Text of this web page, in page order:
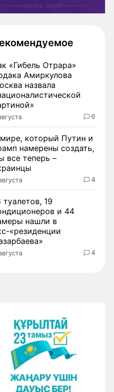
«Гибель Отрара»
Амиркулова
назвала
6
который Путин и
намерены создать,
все теперь –
4
туалетов, 19
и 44
нашли в
«резиденции
4